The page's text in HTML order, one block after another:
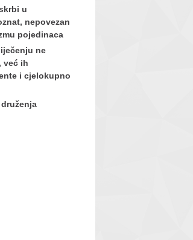
u
nepovezan
pojedinaca
ne
već ih
i cjelokupno